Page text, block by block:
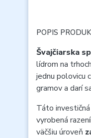
POPIS
Švajčiarska
lídrom na
jednu polovicu
gramov a darí
Táto
vyrobená
väčšiu úroveň